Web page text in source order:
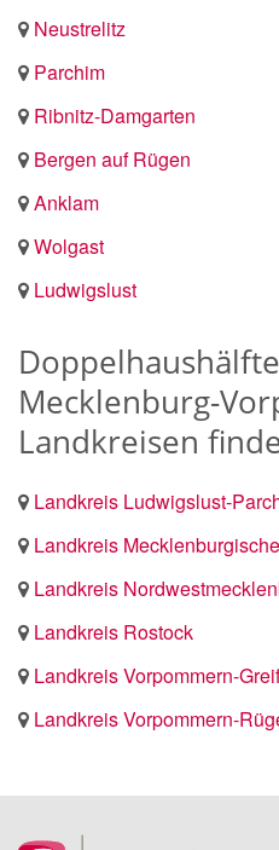
Neustrelitz
Parchim
Ribnitz-Damgarten
Bergen auf Rügen
Anklam
Wolgast
Ludwigslust
Mecklenburg-
Landkreisen
Landkreis Ludwigslust-
Landkreis
Landkreis
Landkreis Rostock
Landkreis Vorpommern-
Landkreis Vorpommern-